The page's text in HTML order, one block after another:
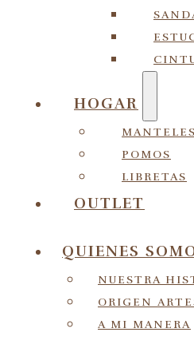
HOGAR
MANTELES
POMOS
LIBRETAS
OUTLET
QUIENES
NUESTRA
ORIGEN
A MI MANERA